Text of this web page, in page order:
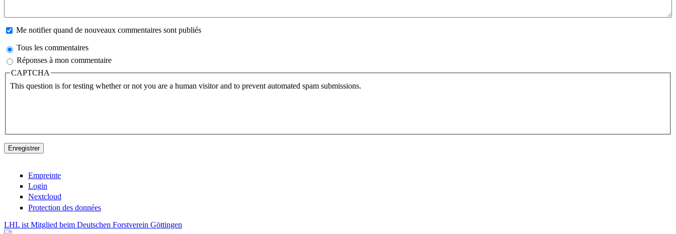
Me notifier quand de nouveaux commentaires sont publiés
Tous les commentaires
Réponses à mon commentaire
CAPTCHA
This question is for testing whether or not you are a human visitor and to prevent automated spam submissions.
Empreinte
Login
Nextcloud
Protection des données
LHL ist Mitglied beim Deutschen Forstverein Göttingen